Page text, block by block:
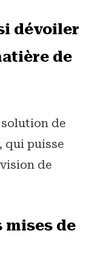
dévoiler
de
solution de
qui puisse
de
mises de